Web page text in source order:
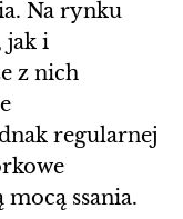
Na rynku
jak i
z nich
regularnej
mocą ssania.